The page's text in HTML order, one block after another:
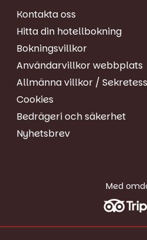
Kontakta oss
Hitta din hotellbokning
Bokningsvillkor
Användarvillkor webbplats
Allmänna villkor /
Cookies
Bedrägeri och säkerhet
Nyhetsbrev
Med